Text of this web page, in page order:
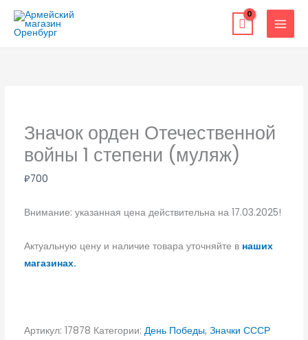
Перейти
содержимому
Значок орден Отечественной
войны 1 степени (муляж)
₽700
Внимание: указанная цена действительна на 17.03.2025!
Актуальную цену и наличие товара уточняйте в наших
магазинах.
Артикул: 17878 Категории: День Победы, Значки СССР